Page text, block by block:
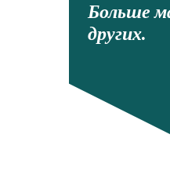
Больше
других.